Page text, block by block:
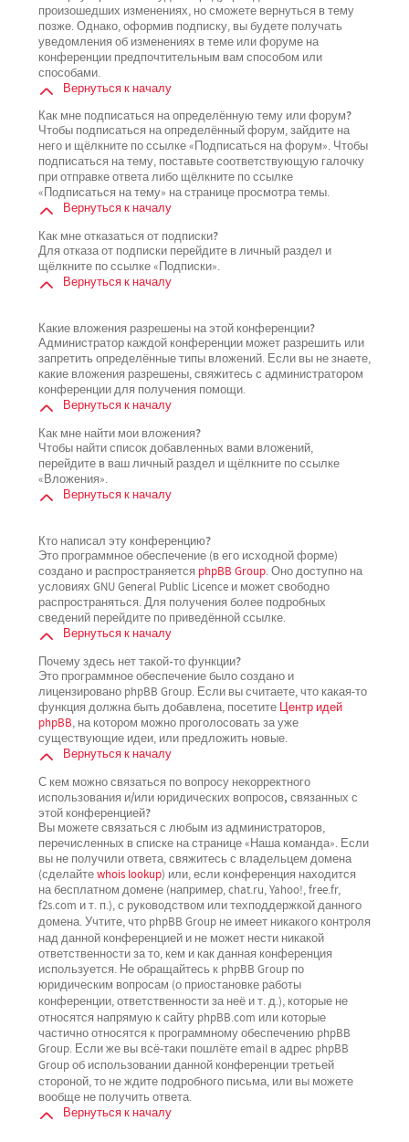
произошедших изменениях, но сможете вернуться в тему
позже. Однако, оформив подписку, вы будете получать
уведомления об изменениях в теме или форуме на
конференции предпочтительным вам способом или
способами.
Вернуться к началу
Как мне подписаться на определённую тему или форум?
Чтобы подписаться на определённый форум, зайдите на
него и щёлкните по ссылке «Подписаться на форум». Чтобы
подписаться на тему, поставьте соответствующую галочку
при отправке ответа либо щёлкните по ссылке
«Подписаться на тему» на странице просмотра темы.
Вернуться к началу
Как мне отказаться от подписки?
Для отказа от подписки перейдите в личный раздел и
щёлкните по ссылке «Подписки».
Вернуться к началу
Какие вложения разрешены на этой конференции?
Администратор каждой конференции может разрешить или
запретить определённые типы вложений. Если вы не знаете,
какие вложения разрешены, свяжитесь с администратором
конференции для получения помощи.
Вернуться к началу
Как мне найти мои вложения?
Чтобы найти список добавленных вами вложений,
перейдите в ваш личный раздел и щёлкните по ссылке
«Вложения».
Вернуться к началу
Кто написал эту конференцию?
Это программное обеспечение (в его исходной форме)
создано и распространяется phpBB Group. Оно доступно на
условиях GNU General Public Licence и может свободно
распространяться. Для получения более подробных
сведений перейдите по приведённой ссылке.
Вернуться к началу
Почему здесь нет такой-то функции?
Это программное обеспечение было создано и
лицензировано phpBB Group. Если вы считаете, что какая-то
функция должна быть добавлена, посетите Центр идей
phpBB, на котором можно проголосовать за уже
существующие идеи, или предложить новые.
Вернуться к началу
С кем можно связаться по вопросу некорректного
использования и/или юридических вопросов, связанных с
этой конференцией?
Вы можете связаться с любым из администраторов,
перечисленных в списке на странице «Наша команда». Если
вы не получили ответа, свяжитесь с владельцем домена
(сделайтеwhois lookup) или, если конференция находится
на бесплатном домене (например, chat.ru, Yahoo!, free.fr,
f2s.com и т. п.), с руководством или техподдержкой данного
домена. Учтите, что phpBB Group не имеет никакого контроля
над данной конференциейи не может нести никакой
ответственности за то, кем и как данная конференция
используется. Не обращайтесь к phpBB Group по
юридическим вопросам (о приостановке работы
конференции, ответственности за неё и т. д.), которые не
относятся напрямуюк сайту phpBB.com или которые
частично относятся к программному обеспечению phpBB
Group. Если же вы всё-таки пошлёте email в адрес phpBB
Group об использовании данной конференциитретьей
стороной, то не ждите подробного письма, или вы можете
вообще не получить ответа.
Вернуться к началу